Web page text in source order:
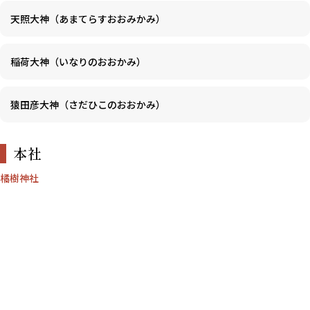
天照大神（あまてらすおおみかみ）
稲荷大神（いなりのおおかみ）
猿田彦大神（さだひこのおおかみ）
本社
橘樹神社